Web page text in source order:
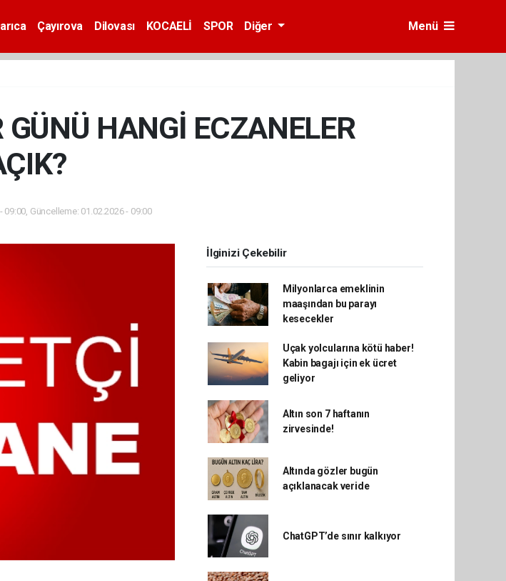
Çayırova Dilovası KOCAELİ SPOR Diğer Menü
HANGİ ECZANELER
09:00, Güncelleme: 01.02.2026 - 09:00
İlginizi Çekebilir
Milyonlarca emeklinin
maaşından bu parayı
kesecekler
Uçak yolcularına kötü haber!
Kabin bagajı için ek ücret
geliyor
Altın son 7 haftanın
zirvesinde!
Altında gözler bugün
açıklanacak veride
ChatGPT’de sınır kalkıyor